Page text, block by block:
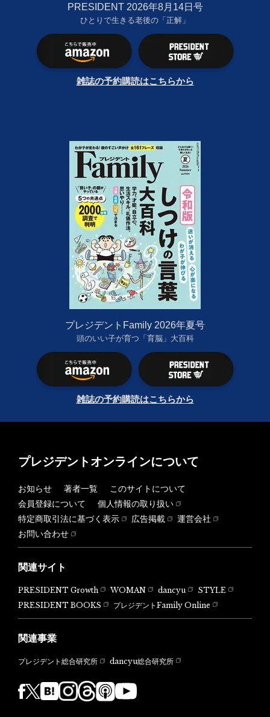
PRESIDENT 2026年8月14日号
ひとりで生きる老後の「正解」
雑誌の予約購読はこちらから
プレジデントFamily 2026年夏号
頭のいい子が育つ「育脳」大百科
雑誌の予約購読はこちらから
プレジデントオンラインについて
お知らせ 著者一覧
このサイトについて
会員登録について
個人情報の取り扱い
特定商取引法に基づく表示
広告掲載
運営会社
お問い合わせ
関連サイト
PRESIDENT Growth WOMAN dancyu
STYLE
PRESIDENT BOOKS
プレジデントFamily Online
関連事業
プレジデント総合研究所 dancyu総合研究所